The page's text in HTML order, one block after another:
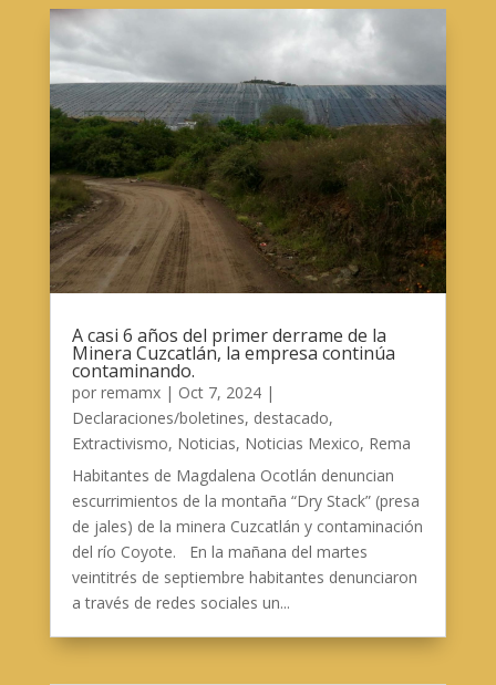
A casi 6 años del primer derrame de la
Minera Cuzcatlán, la empresa continúa
contaminando.
por remamx| Oct 7, 2024|
Declaraciones/boletines, destacado,
Extractivismo, Noticias, Noticias Mexico, Rema
Habitantes de Magdalena Ocotlán denuncian
escurrimientos de la montaña “Dry Stack” (presa
de jales) de la minera Cuzcatlán y contaminación
del río Coyote. En la mañana del martes
veintitrés de septiembre habitantes denunciaron
a través de redes sociales un...